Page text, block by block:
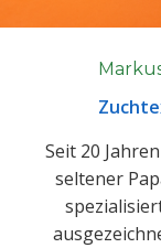
Seit 20
seltener